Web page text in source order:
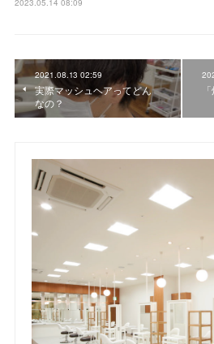
2023.05.14 08:09
2021.08.13 02:59
実際マッシュヘアってどん
なの？